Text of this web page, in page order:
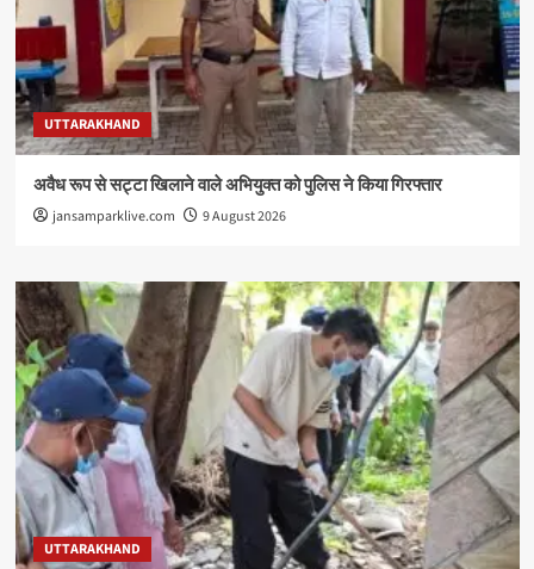
UTTARAKHAND
अवैध रूप से सट्टा खिलाने वाले अभियुक्त को पुलिस ने किया गिरफ्तार
jansamparklive.com 9 August 2026
UTTARAKHAND